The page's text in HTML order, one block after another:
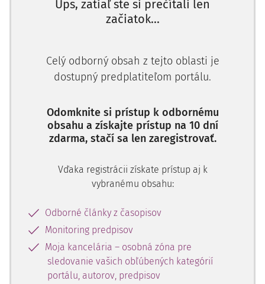
Najvyššieho súdu a Správneho súdu.
rozhoduje v päťčlennom senáte a v prípade, že vec, o
ktorej sa má rozhodnúť je obzvlášť dôležitá, zasadá v
O súlade zákonov s Ústavou rozhoduje Ústavný súd
rozsudkom. Rokovania sudcov sú neverejné a rozhodnutia
sa prijímajú väčšinou hlasov.
Rozsudky Ústavného súdu sú uverejňované v Úradnom
vestníku luxemburského veľkovojvodstva do 30 dní od ich
Konanie pred Ústavným súdom je bez poplatkov.
Podrobnosti o fungovaní Ústavného súdu sú upravené v
zákone z 27. júla 1997 o organizácii Ústavného súdu (
27 juillet 1997 portant organisation de la Cour
Ups, zatiaľ ste si prečítali len
začiatok...
Celý odborný obsah z tejto oblasti je
dostupný predplatiteľom portálu.
Odomknite si prístup k odbornému
obsahu a získajte prístup na 10 dní
zdarma, stačí sa len zaregistrovať.
Vďaka registrácii získate prístup aj k
vybranému obsahu:
Odborné články z časopisov
Monitoring predpisov
Moja kancelária – osobná zóna pre
sledovanie vašich obľúbených kategórií
portálu, autorov, predpisov